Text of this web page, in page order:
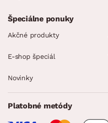
Špeciálne ponuky
Akčné produkty
E-shop špeciál
Novinky
Platobné metódy